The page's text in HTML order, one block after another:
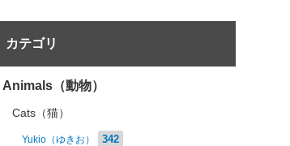
カテゴリ
Animals（動物）
Cats（猫）
Yukio（ゆきお） 342